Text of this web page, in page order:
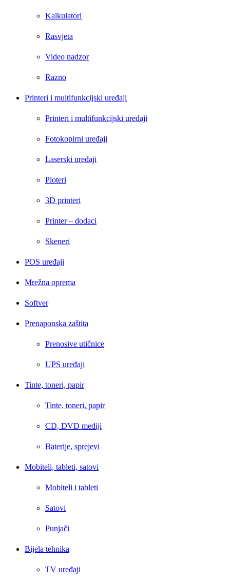
Kalkulatori
Rasvjeta
Video nadzor
Razno
Printeri i multifunkcijski uređaji
Printeri i multifunkcijski uređaji
Fotokopirni uređaji
Laserski uređaji
Ploteri
3D printeri
Printer – dodaci
Skeneri
POS uređaji
Mrežna oprema
Softver
Prenaponska zaštita
Prenosive utičnice
UPS uređaji
Tinte, toneri, papir
Tinte, toneri, papir
CD, DVD mediji
Baterije, sprejevi
Mobiteli, tableti, satovi
Mobiteli i tableti
Satovi
Punjači
Bijela tehnika
TV uređaji